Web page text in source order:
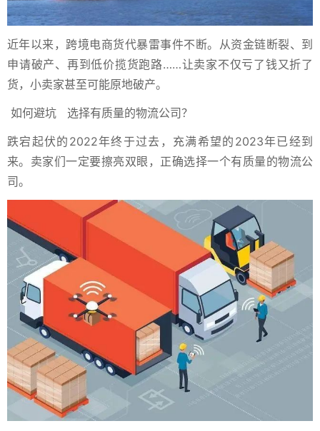
近年以来，跨境电商货代暴雷事件不断。从资金链断裂、到
申请破产、再到低价揽货跑路……让卖家不仅亏了钱又折了
货，小卖家甚至可能原地破产。
如何避坑
选择有质量的物流公司？
跌宕起伏的2022年终于过去，充满希望的2023年已经到
来。卖家们一定要擦亮双眼，正确选择一个有质量的物流公
司。